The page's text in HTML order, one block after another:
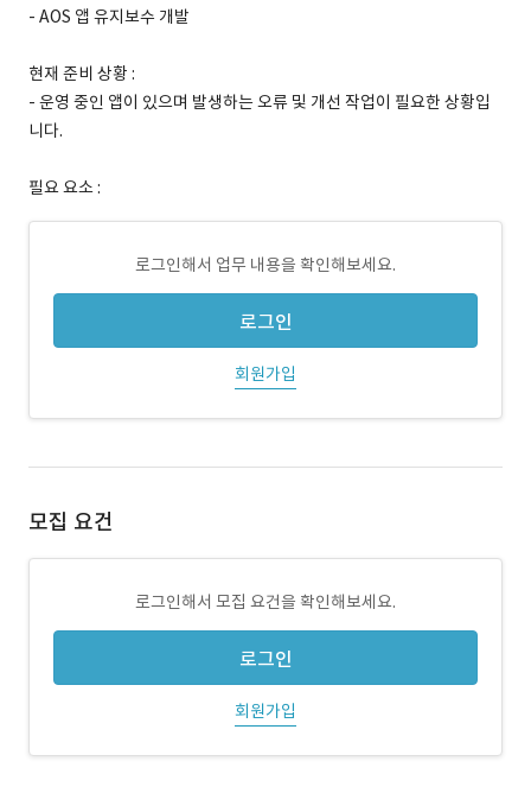
- AOS 앱 유지보수 개발
현재 준비 상황 :
- 운영 중인 앱이 있으며 발생하는 오류 및 개선 작업이 필요한 상황입
니다.
필요 요소 :
로그인해서 업무 내용을 확인해보세요.
로그인
회원가입
모집 요건
로그인해서 모집 요건을 확인해보세요.
로그인
회원가입